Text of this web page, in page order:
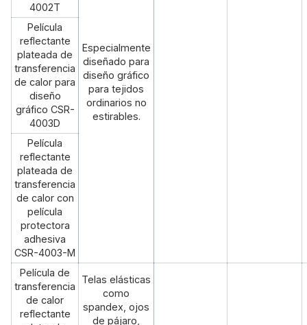
4002T
Especialmente
diseñado para
diseño gráfico
para tejidos
ordinarios no
estirables.
Película
reflectante
plateada de
transferencia
de calor para
diseño
gráfico CSR-
4003D
Película
reflectante
plateada de
transferencia
de calor con
película
protectora
adhesiva
CSR-4003-M
Película de
transferencia
de calor
reflectante
Telas elásticas
como
spandex, ojos
de pájaro,